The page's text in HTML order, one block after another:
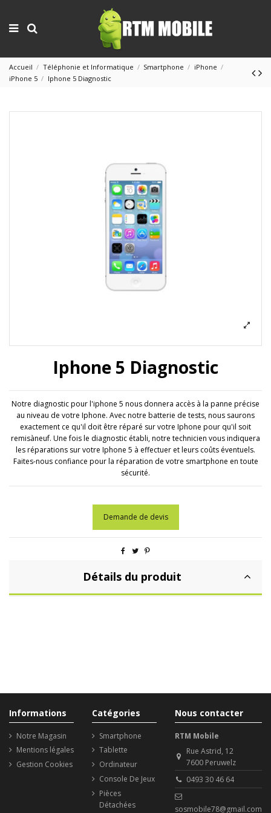
Accueil Téléphonie et Informatique Smartphone
iPhone
iPhone 5
Iphone 5 Diagnostic
Iphone 5 Diagnostic
Notre diagnostic pour l'iphone 5 nous donnera accès à la panne précise
au niveau de votre Iphone. Avec notre batterie de tests, nous saurons
exactement ce qu'il doit être réparé sur votre Iphone pour qu'il soit
remisàneuf. Une fois le diagnostic établi, notre technicien vous indiquera
les réparations sur votre Iphone 5 à effectuer et leurs coûts éventuels.
Faites-nous confiance pour la réparation de votre smartphone en toute
sécurité.
Demande de devis
Détails du produit
Informations
Notre Magasin
Mentions légales
Gestion Cookies
Catégories
Smartphone
Tablette
Ordinateur
Console De Jeux
Pièces
Détachées
Nous contacter
RTM Mobile
Rue Astrid, 12
7600 Peruwelz
0493 30 46 64
sosmobile78@gmail.com